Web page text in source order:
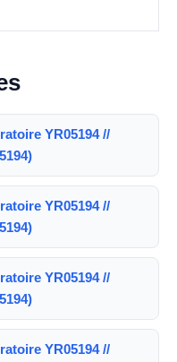
YR05194 //
YR05194 //
YR05194 //
YR05194 //